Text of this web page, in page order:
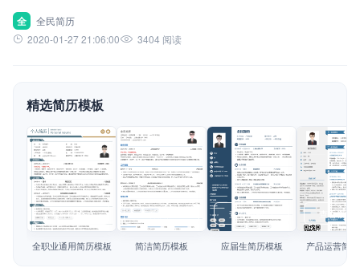
AI 优化简历
AI 翻译简历
AI 模拟面试
面试自我介绍
AI 职场工具 New
简历模板
简历教程
全
全民简历
2020-01-27 21:06:00
3404 阅读
精选简历模板
查看模板
全职业通用简历模板
查看模板
简洁简历模板
查看模板
应届生简历模板
查看模板
产品运营简